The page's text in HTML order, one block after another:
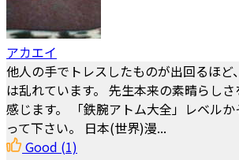
アカエイ
他人の手でトレスしたものが出回るほど
は乱れています。 先生本来の素晴らしさ
感じます。 「鉄腕アトム大全」レベル
って下さい。 日本(世界)漫...
Good (1)